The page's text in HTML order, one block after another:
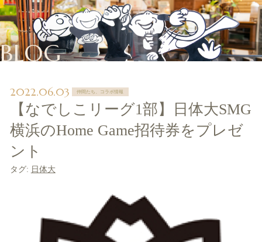
BLOG
2022.06.03 仲間たち、コラボ情報
【なでしこリーグ1部】日体大SMG
横浜のHome Game招待券をプレゼ
ント
タグ: 日体大